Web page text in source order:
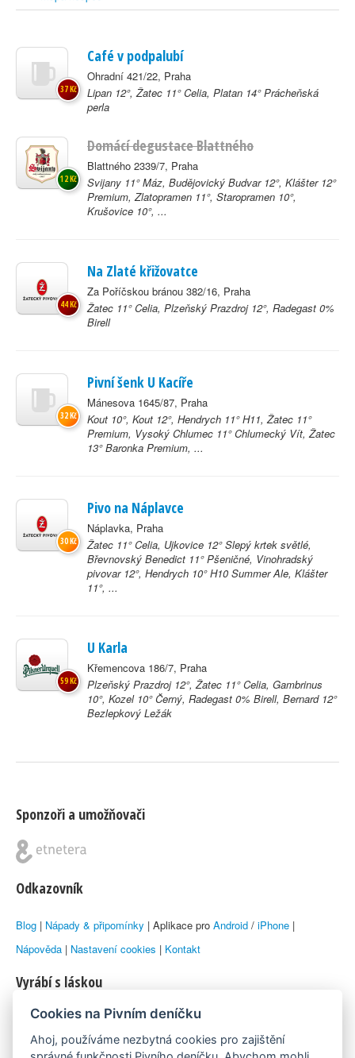
Café v podpalubí
Ohradní 421/22, Praha
Lipan 12°, Žatec 11° Celia, Platan 14° Prácheňská
perla
37 Kč
Domácí degustace Blattného
Blattného 2339/7, Praha
Svijany 11° Máz, Budějovický Budvar 12°, Klášter 12°
Premium, Zlatopramen 11°, Staropramen 10°,
Krušovice 10°, ...
12 Kč
Na Zlaté křižovatce
Za Poříčskou bránou 382/16, Praha
Žatec 11° Celia, Plzeňský Prazdroj 12°, Radegast 0%
Birell
44 Kč
Pivní šenk U Kacíře
Mánesova 1645/87, Praha
Kout 10°, Kout 12°, Hendrych 11° H11, Žatec 11°
Premium, Vysoký Chlumec 11° Chlumecký Vít, Žatec
13° Baronka Premium, ...
32 Kč
Pivo na Náplavce
Náplavka, Praha
Žatec 11° Celia, Ujkovice 12° Slepý krtek světlé,
Břevnovský Benedict 11° Pšeničné, Vinohradský
pivovar 12°, Hendrych 10° H10 Summer Ale, Klášter
11°, ...
30 Kč
U Karla
Křemencova 186/7, Praha
Plzeňský Prazdroj 12°, Žatec 11° Celia, Gambrinus
10°, Kozel 10° Černý, Radegast 0% Birell, Bernard 12°
Bezlepkový Ležák
59 Kč
Sponzoři a umožňovači
Odkazovník
Blog | Nápady & připomínky | Aplikace pro Android / iPhone |
Nápověda | Nastavení cookies | Kontakt
Vyrábí s láskou
© 2010–2026 byLukáš Zemanaka Emka
Cookies na Pivním deníčku
Ahoj, používáme nezbytná cookies pro zajištění